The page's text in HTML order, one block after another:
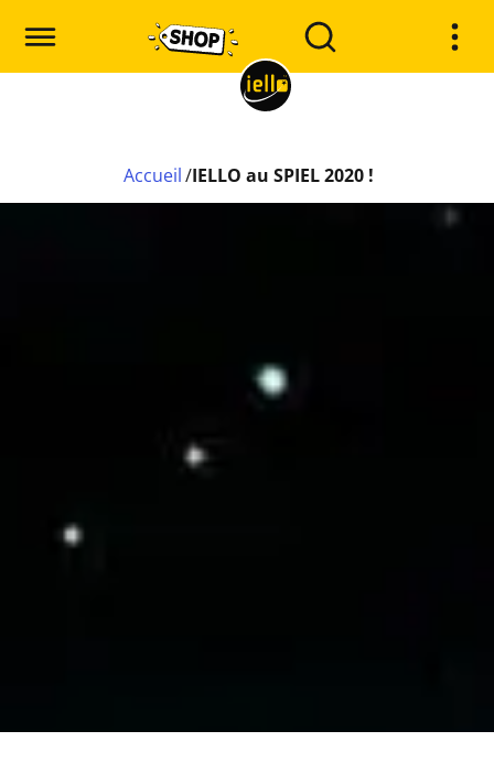
Accueil /IELLO au SPIEL 2020 !